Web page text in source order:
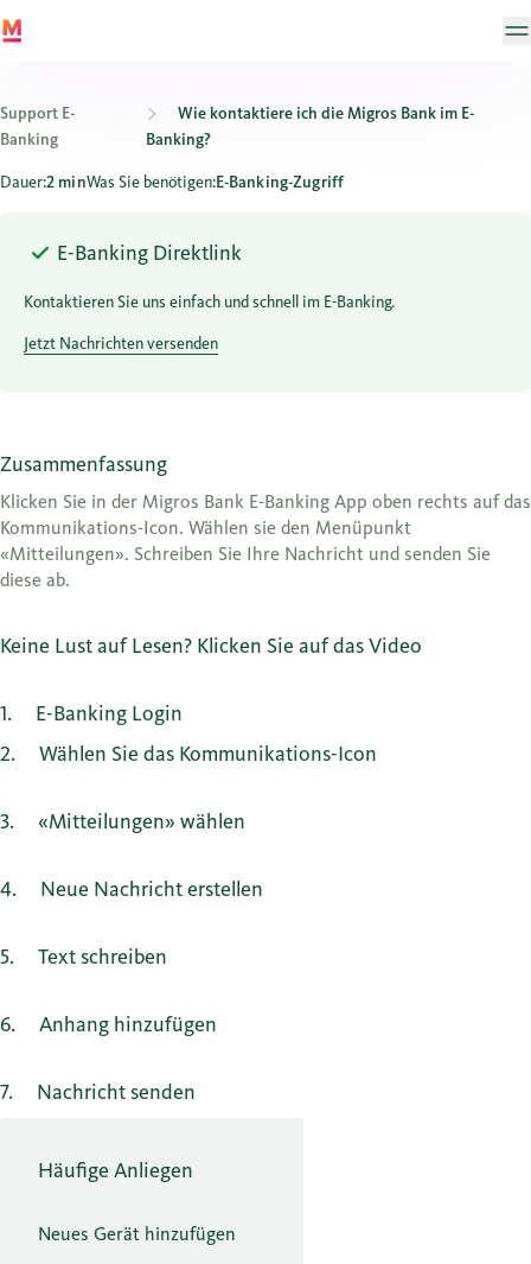
Support E-
Banking
Wie kontaktiere ich die Migros Bank im E-
Banking?
Wie kontaktiere ich die Migros Bank im E-Banking?
Dauer:2 minWas Sie benötigen:E-Banking-Zugriff
E-Banking Direktlink
Kontaktieren Sie uns einfach und schnell im E-Banking.
Jetzt Nachrichten versenden
Zusammenfassung
Klicken Sie in der Migros Bank E-Banking App oben rechts auf das
Kommunikations-Icon. Wählen sie den Menüpunkt
«Mitteilungen». Schreiben Sie Ihre Nachricht und senden Sie
diese ab.
Keine Lust auf Lesen? Klicken Sie auf das Video
1
E-Banking Login
2
Wählen Sie das Kommunikations-Icon
3 «Mitteilungen» wählen
4 Neue Nachricht erstellen
5 Text schreiben
6 Anhang hinzufügen
7 Nachricht senden
Häufige Anliegen
Neues Gerät hinzufügen